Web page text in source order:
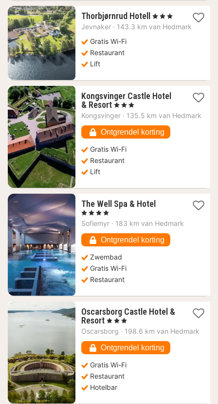
Thorbjørnrud Hotell 1
nacht
, 3 Sterren
Jevnaker · 143.3 km van Hedmark
Gratis Wi-Fi
Restaurant
Lift
Kongsvinger Castle Hotel
& Resort 1
nacht
vanaf
143,01
€
, 3 Sterren
Kongsvinger · 135.5 km van Hedmark
Ontgrendel korting
Gratis Wi-Fi
Restaurant
Lift
The Well Spa & Hotel1
vanaf
€
, 4 Sterren
Sofiemyr · 183 km van Hedmark
Ontgrendel korting
Zwembad
Gratis Wi-Fi
Restaurant
Oscarsborg Castle Hotel &
Resort 1
nacht
vanaf
122,12
€
, 3 Sterren
Oscarsborg · 198.6 km van Hedmark
Ontgrendel korting
Gratis Wi-Fi
Restaurant
Hotelbar